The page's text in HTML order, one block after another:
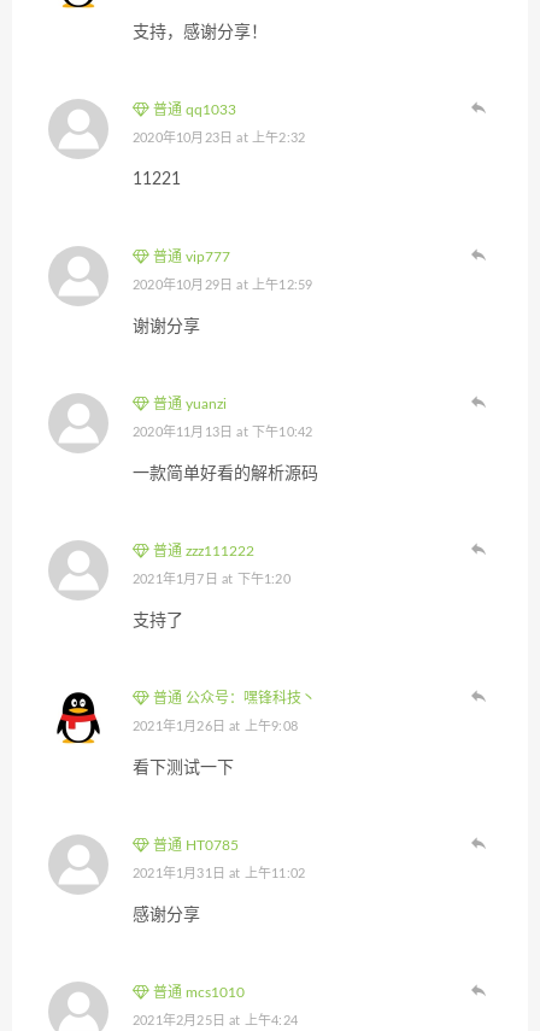
支持，感谢分享！
普通 qq1033
2020年10月23日 at 上午2:32
11221
普通 vip777
2020年10月29日 at 上午12:59
谢谢分享
普通 yuanzi
2020年11月13日 at 下午10:42
一款简单好看的解析源码
普通 zzz111222
2021年1月7日 at 下午1:20
支持了
普通 公众号：嘿锋科技丶
2021年1月26日 at 上午9:08
看下测试一下
普通 HT0785
2021年1月31日 at 上午11:02
感谢分享
普通 mcs1010
2021年2月25日 at 上午4:24